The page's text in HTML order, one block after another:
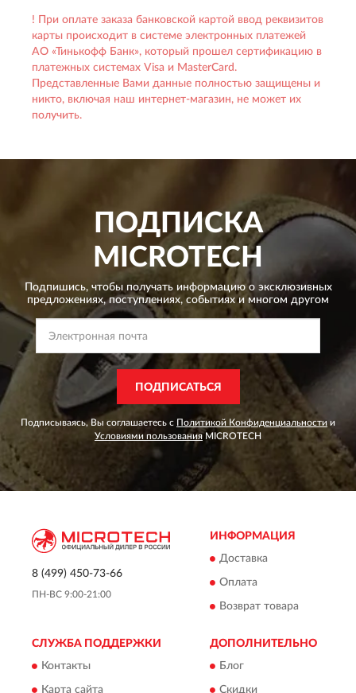
! При оплате заказа банковской картой ввод реквизитов
карты происходит в системе электронных платежей
АО «Тинькофф Банк», который прошел сертификацию в
платежных системах Visa и MasterCard.
Представленные Вами данные полностью защищены и
никто, включая наш интернет-магазин, не может их
получить.
ПОДПИСКА
MICROTECH
Подпишись, чтобы получать информацию о эксклюзивных
предложениях,поступлениях, событиях и многом другом
ПОДПИСАТЬСЯ
Подписываясь, Вы соглашаетесь с Политикой Конфиденциальности и
Условиями пользованияMICROTECH
8 (499) 450-73-66
ПН-ВС 9:00-21:00
ИНФОРМАЦИЯ
Доставка
Оплата
Возврат товара
СЛУЖБА ПОДДЕРЖКИ
Контакты
Карта сайта
ДОПОЛНИТЕЛЬНО
Блог
Скидки